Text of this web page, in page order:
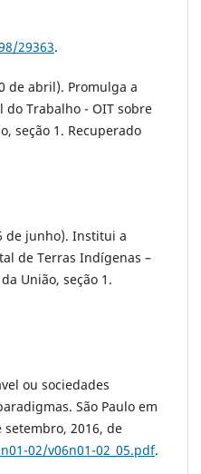
29363.
de abril). Promulga a
do Trabalho - OIT sobre
seção 1. Recuperado
de junho). Institui a
de Terras Indígenas –
União, seção 1.
ou sociedades
São Paulo em
setembro, 2016, de
02/v06n01-02_05.pdf.